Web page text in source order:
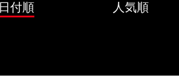
日付順 人気順